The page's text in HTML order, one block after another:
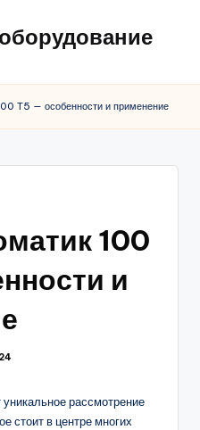
Т5 — особенности и применение
100
и
рассмотрение
стоит в центре многих